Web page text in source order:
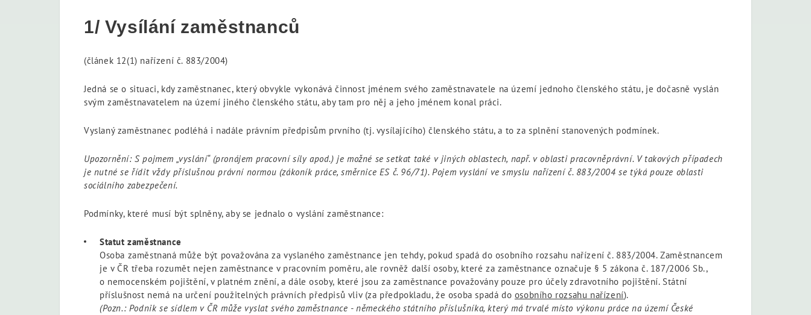
1/ Vysílání zaměstnanců
(článek 12(1) nařízení č. 883/2004)
Jedná se o situaci, kdy zaměstnanec, který obvykle vykonává činnost jménem svého zaměstnavatele na území jednoho členského státu, je dočasně vyslán
svým zaměstnavatelem na území jiného členského státu, aby tam pro něj a jeho jménem konal práci.
Vyslaný zaměstnanec podléhá i nadále právním předpisům prvního (tj. vysílajícího) členského státu, a to za splnění stanovených podmínek.
Upozornění: S pojmem „vyslání“ (pronájem pracovní síly apod.) je možné se setkat také v jiných oblastech, např. v oblasti pracovněprávní. V takových případech
je nutné se řídit vždy příslušnou právní normou (zákoník práce, směrnice ES č. 96/71). Pojem vyslání ve smyslu nařízení č. 883/2004 se týká pouze oblasti
sociálního zabezpečení.
Podmínky, které musí být splněny, aby se jednalo o vyslání zaměstnance:
Statut zaměstnance
Osoba zaměstnaná může být považována za vyslaného zaměstnance jen tehdy, pokud spadá do osobního rozsahu nařízení č. 883/2004. Zaměstnancem
je v ČR třeba rozumět nejen zaměstnance v pracovním poměru, ale rovněž další osoby, které za zaměstnance označuje § 5 zákona č. 187/2006 Sb.,
o nemocenském pojištění, v platném znění, a dále osoby, které jsou za zaměstnance považovány pouze pro účely zdravotního pojištění. Státní
příslušnost nemá na určení použitelných právních předpisů vliv (za předpokladu, že osoba spadá do osobního rozsahu nařízení).
(Pozn.: Podnik se sídlem v ČR může vyslat svého zaměstnance - německého státního příslušníka, který má trvalé místo výkonu práce na území České